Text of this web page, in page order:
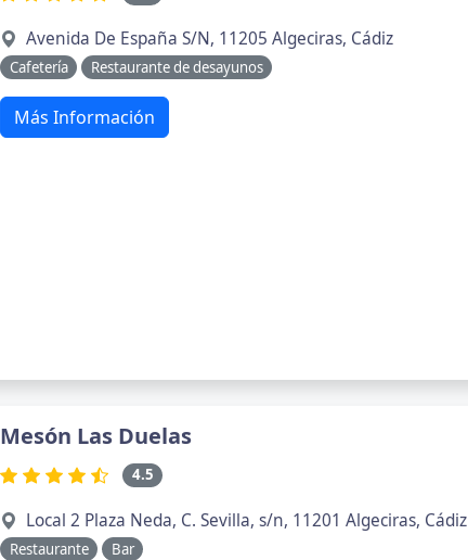
Avenida De España S/N, 11205 Algeciras, Cádiz
Cafetería Restaurante de desayunos
Más Información
Mesón Las Duelas
4.5
Local 2 Plaza Neda, C. Sevilla, s/n, 11201 Algeciras, Cádiz
Restaurante Bar